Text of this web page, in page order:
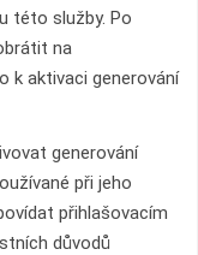
této služby. Po
na
k aktivaci generování
generování
při jeho
přihlašovacím
důvodů